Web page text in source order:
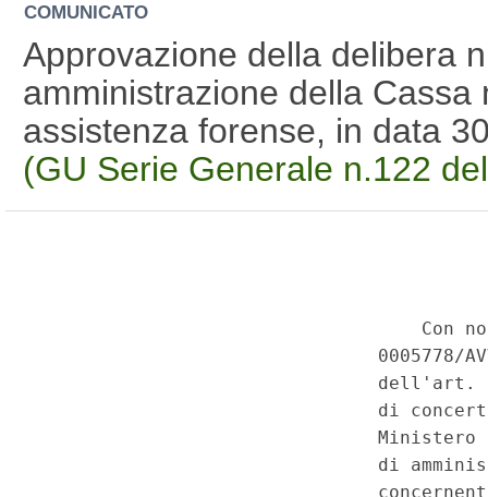
COMUNICATO
Approvazione della delibera
amministrazione della
assistenza forense, in data
(GU Serie Generale n.122